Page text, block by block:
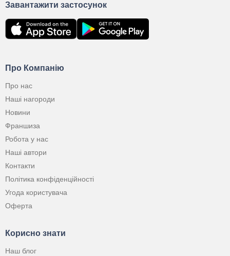
Про Компанію
Про нас
Наші нагороди
Новини
Франшиза
Робота у нас
Наші автори
Контакти
Політика конфіденційності
Угода користувача
Оферта
Корисно знати
Наш блог
Завантажити застосунок